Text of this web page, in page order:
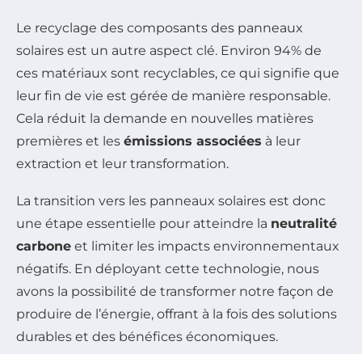
Le recyclage des composants des panneaux
solaires est un autre aspect clé. Environ 94% de
ces matériaux sont recyclables, ce qui signifie que
leur fin de vie est gérée de manière responsable.
Cela réduit la demande en nouvelles matières
premières et les émissions associées à leur
extraction et leur transformation.
La transition vers les panneaux solaires est donc
une étape essentielle pour atteindre la neutralité
carbone et limiter les impacts environnementaux
négatifs. En déployant cette technologie, nous
avons la possibilité de transformer notre façon de
produire de l’énergie, offrant à la fois des solutions
durables et des bénéfices économiques.